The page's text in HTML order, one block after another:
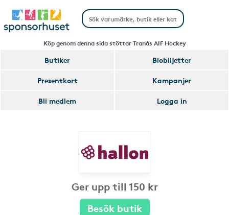
Köp genom denna sida stöttar Tranås AIF Hockey
Butiker
Biobiljetter
Presentkort
Kampanjer
Bli medlem
Logga in
Ger upp till 150 kr
Besök butik